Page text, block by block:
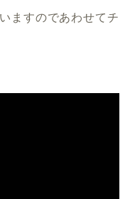
ますのであわせてチ